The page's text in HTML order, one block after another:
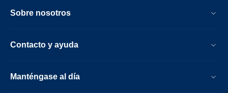
Sobre nosotros
Contacto y ayuda
Manténgase al día